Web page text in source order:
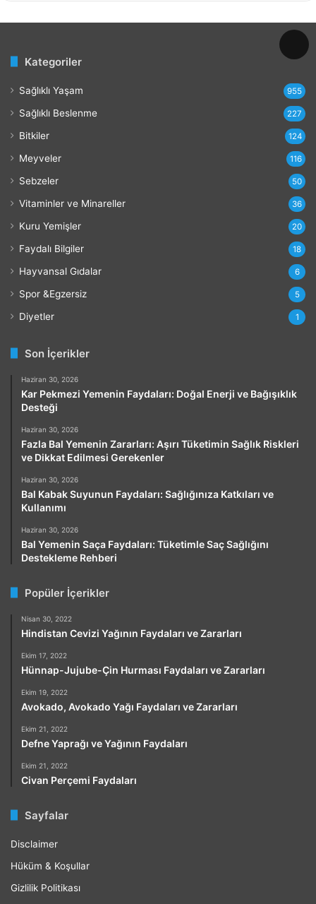
Kategoriler
Sağlıklı Yaşam 955
Sağlıklı Beslenme 227
Bitkiler 124
Meyveler 116
Sebzeler 50
Vitaminler ve Minareller 36
Kuru Yemişler 20
Faydalı Bilgiler 18
Hayvansal Gıdalar 6
Spor &Egzersiz 5
Diyetler 1
Son İçerikler
Haziran 30, 2026
Kar Pekmezi Yemenin Faydaları: Doğal Enerji ve Bağışıklık
Desteği
Haziran 30, 2026
Fazla Bal Yemenin Zararları: Aşırı Tüketimin Sağlık Riskleri
ve Dikkat Edilmesi Gerekenler
Haziran 30, 2026
Bal Kabak Suyunun Faydaları: Sağlığınıza Katkıları ve
Kullanımı
Haziran 30, 2026
Bal Yemenin Saça Faydaları: Tüketimle Saç Sağlığını
Destekleme Rehberi
Popüler İçerikler
Nisan 30, 2022
Hindistan Cevizi Yağının Faydaları ve Zararları
Ekim 17, 2022
Hünnap-Jujube-Çin Hurması Faydaları ve Zararları
Ekim 19, 2022
Avokado, Avokado Yağı Faydaları ve Zararları
Ekim 21, 2022
Defne Yaprağı ve Yağının Faydaları
Ekim 21, 2022
Civan Perçemi Faydaları
Sayfalar
Disclaimer
Hüküm & Koşullar
Gizlilik Politikası